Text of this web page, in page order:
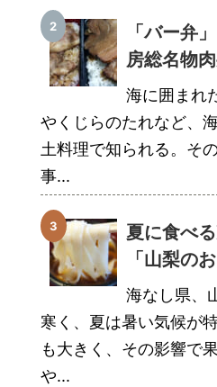
「バー弁
房総名物
海に囲まれ
やくじらのたれなど、
土料理で知られる。そ
事...
夏に食べ
「山梨の
海なし県、
寒く、夏は暑い気候が
も大きく、その影響で
や...